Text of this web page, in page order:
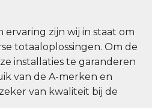
ervaring zijn wij in staat om
totaaloplossingen. Om de
installaties te garanderen
van de A-merken en
van kwaliteit bij de